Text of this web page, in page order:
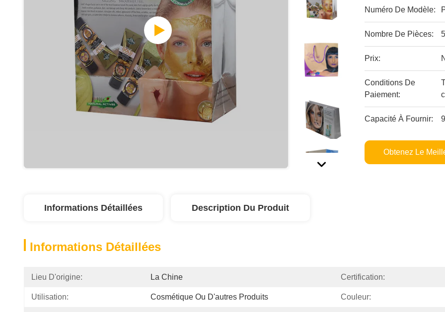
Numéro De Modèle:
Nombre De Pièces:
Prix:
Conditions De
Paiement:
Capacité À Fournir:
Obtenez Le
Informations Détaillées Description Du Produit
Informations Détaillées
Lieu D'origine: La Chine Certification:
Utilisation: Cosmétique Ou D'autres Produits Couleur: